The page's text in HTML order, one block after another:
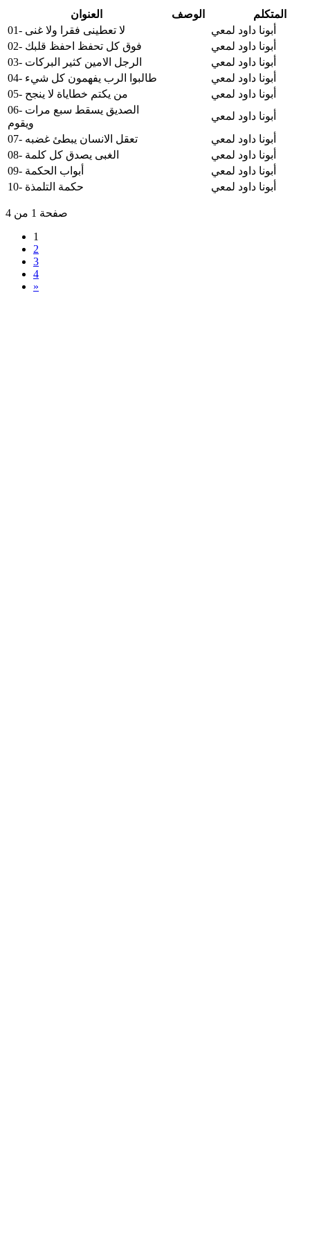
العنوان الوصف
المتكلم
01- لا تعطينى فقرا ولا غنى
أبونا داود لمعي
02- فوق كل تحفظ احفظ قلبك
أبونا داود لمعي
03- الرجل الامين كثير البركات
أبونا داود لمعي
04- طالبوا الرب يفهمون كل شيء
أبونا داود لمعي
05- من يكتم خطاياة لا ينجح
أبونا داود لمعي
06- الصديق يسقط سبع مرات
ويقوم
أبونا داود لمعي
07- تعقل الانسان يبطئ غضبه
أبونا داود لمعي
08- الغبى يصدق كل كلمة
أبونا داود لمعي
09- أبواب الحكمة
أبونا داود لمعي
10- حكمة التلمذة
أبونا داود لمعي
صفحة 1 من 4
1
2
3
4
»